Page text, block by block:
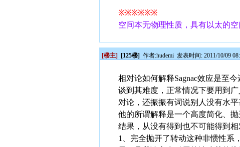
※※※※※※
空间本无物理性质，具有以太的
[楼主] [125楼] 作者:hudemi 发表时间: 2011/10/09
相对论如何解释Sagnac效应是至
谈到其难度，正常情况下要用到
对论，还振振有词说别人没有水
他的所谓解释是一个高度简化、
结果，从没有得到也不可能得到
1、完全抛开了转动这种非惯性系